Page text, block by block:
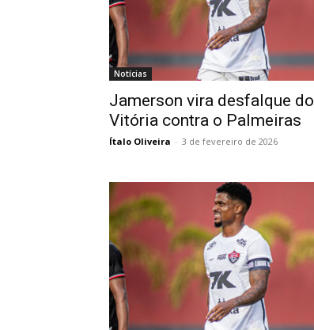
Notícias
Jamerson vira desfalque do
Vitória contra o Palmeiras
Ítalo Oliveira - 3 de fevereiro de 2026